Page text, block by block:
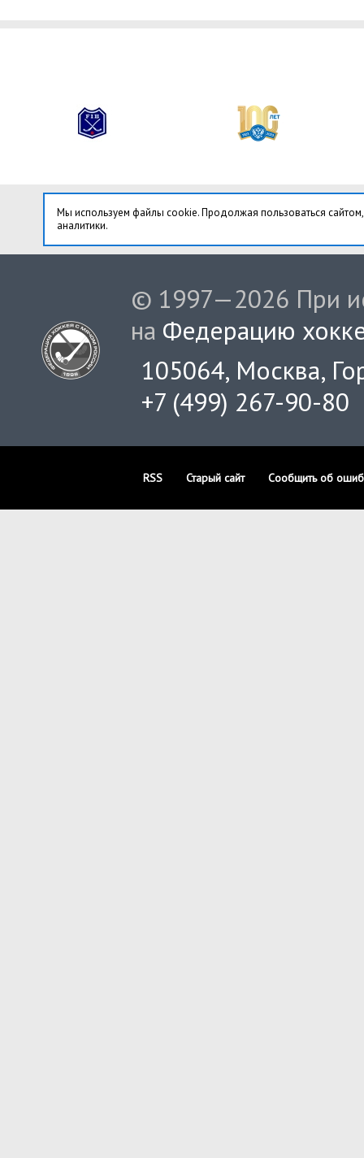
Мы используем файлы cookie. Продолжая пользоваться
аналитики.
© 1997—2026 При
на Федерацию
105064, Москва,
+7 (499) 267-90-80
RSS Старый сайт Сообщить об